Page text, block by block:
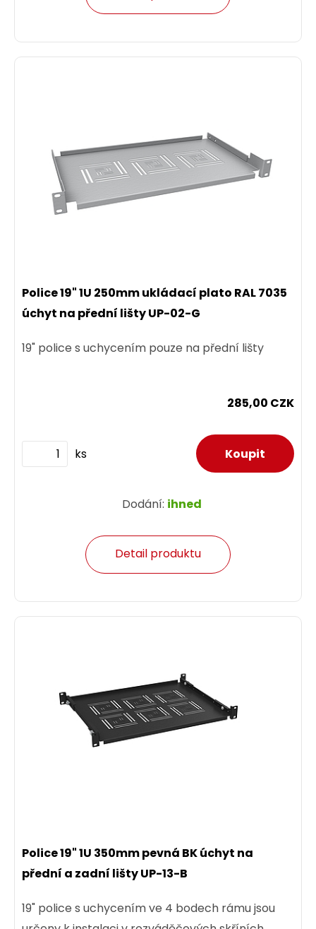
Police 19" 1U 250mm ukládací plato RAL 7035
úchyt na přední lišty UP-02-G
19" police s uchycením pouze na přední lišty
285,00 CZK
ks
Dodání: ihned
Detail produktu
Police 19" 1U 350mm pevná BK úchyt na
přední a zadní lišty UP-13-B
19" police s uchycením ve 4 bodech rámu jsou